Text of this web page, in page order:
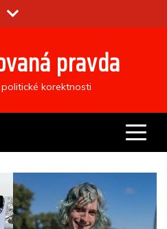
pravda
korektnosti